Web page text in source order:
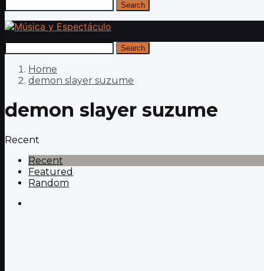
Search
Search
Home
demon slayer suzume
demon slayer suzume
Recent
Recent
Featured
Random